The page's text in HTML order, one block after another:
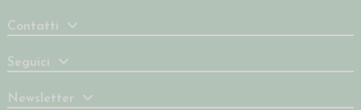
Contatti
Seguici
Newsletter